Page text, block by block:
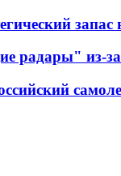
радары" из-